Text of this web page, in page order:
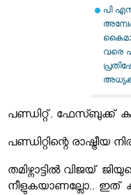
പി
വരെ
പണ്ഡിറ്റ്. ഫേസ്ബുക്ക്
പണ്ഡിറ്റിന്റെ രാഷ്ട്രീയ
തമിഴ്നാട്ടിൽ വിജയ്
നീളുകയാണല്ലോ.. ഇത്